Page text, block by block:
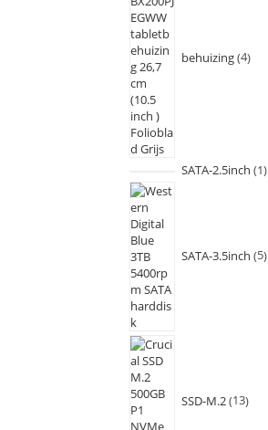
behuizing 4
SATA-2.5inch 1
SATA-3.5inch 5
SSD-M.2 13